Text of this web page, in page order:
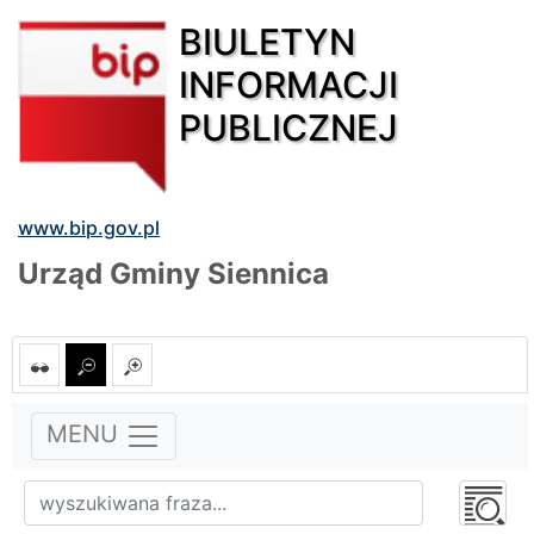
BIULETYN
INFORMACJI
PUBLICZNEJ
www.bip.gov.pl
Urząd Gminy Siennica
MENU